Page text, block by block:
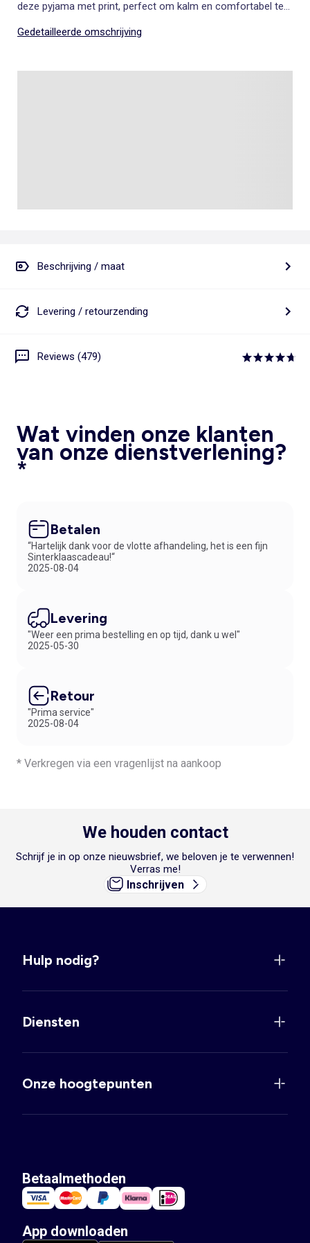
deze pyjama met print, perfect om kalm en comfortabel te
Gedetailleerde omschrijving
Beschrijving / maat
Levering / retourzending
Reviews (479)
Wat vinden onze klanten
van onze dienstverlening?
*
Betalen
“Hartelijk dank voor de vlotte afhandeling, het is een fijn
Sinterklaascadeau!“
2025-08-04
Levering
"Weer een prima bestelling en op tijd, dank u wel"
2025-05-30
Retour
"Prima service"
2025-08-04
* Verkregen via een vragenlijst na aankoop
We houden contact
Schrijf je in op onze nieuwsbrief, we beloven je te verwennen!
Verras me!
Inschrijven
Hulp nodig?
Diensten
Onze hoogtepunten
Betaalmethoden
App downloaden